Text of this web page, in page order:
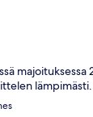
majoituksessa
lämpimästi.